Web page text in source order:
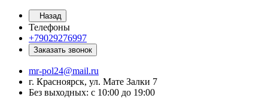
Назад
Телефоны
+79029276997
Заказать звонок
mr-pol24@mail.ru
г. Красноярск, ул. Мате Залки 7
Без выходных: с 10:00 до 19:00